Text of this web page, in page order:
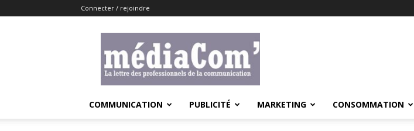
Connecter / rejoindre
COMMUNICATION PUBLICITÉ MARKETING CONSOMMATION